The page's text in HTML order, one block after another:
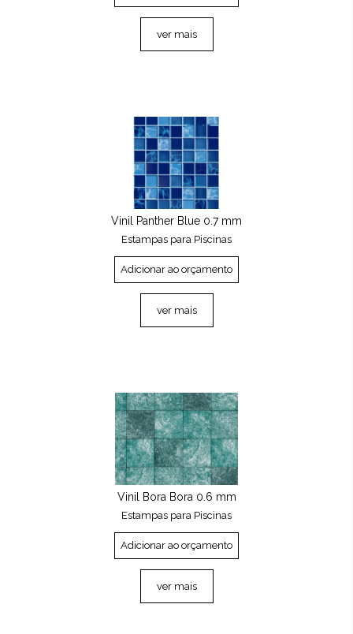
ver mais
Vinil Panther Blue 0.7 mm
Estampas para Piscinas
Adicionar ao orçamento
ver mais
Vinil Bora Bora 0.6 mm
Estampas para Piscinas
Adicionar ao orçamento
ver mais